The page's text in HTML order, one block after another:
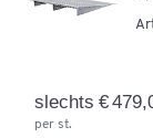
slechts €
per st.